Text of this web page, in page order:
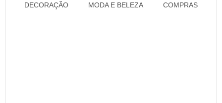
DECORAÇÃO MODA E BELEZA COMPRAS